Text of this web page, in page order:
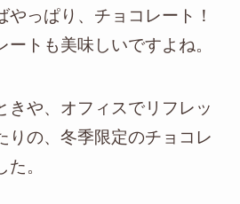
やっぱり、チョコレート！
トも美味しいですよね。
きや、オフィスでリフレッ
りの、冬季限定のチョコレ
。